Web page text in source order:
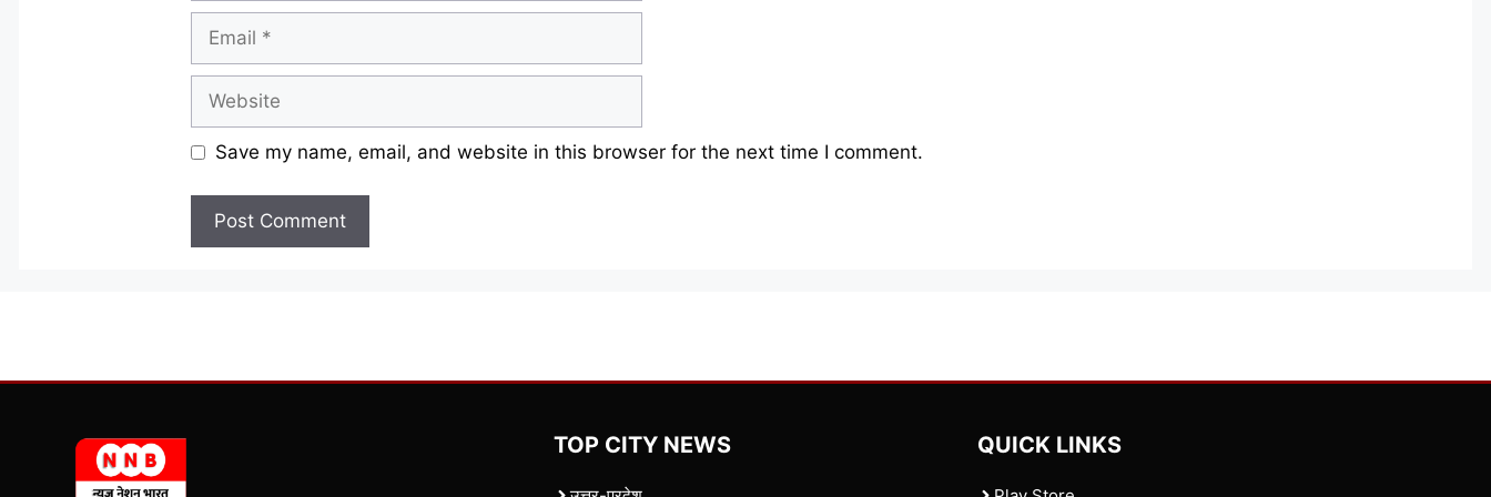
Email
Website
Save my name, email, and website in this browser for the next time I comment.
TOP CITY NEWS QUICK LINKS